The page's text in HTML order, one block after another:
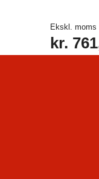
Ekskl. moms
kr.